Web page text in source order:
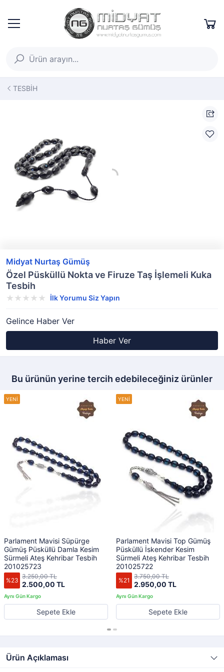
TESBİH
Midyat Nurtaş Gümüş
Özel Püsküllü Nokta ve Firuze Taş İşlemeli Kuka
Tesbih
İlk Yorumu Siz Yapın
Gelince Haber Ver
Haber Ver
Bu ürünün yerine tercih edebileceğiniz ürünler
Parlament Mavisi Süpürge
Gümüş Püsküllü Damla Kesim
Sürmeli Ateş Kehribar Tesbih
201025723
%23 2.500,00 TL
3.250,00 TL
Sepete Ekle
Parlament Mavisi Top Gümüş
Püsküllü İskender Kesim
Sürmeli Ateş Kehribar Tesbih
201025722
%21 2.950,00 TL
3.750,00 TL
Sepete Ekle
Ürün Açıklaması